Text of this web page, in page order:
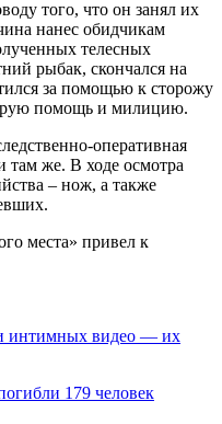
того, что он занял их
нанес обидчикам
телесных
рыбак, скончался на
за помощью к сторожу
помощь и милицию.
оперативная
там же. В ходе осмотра
– нож, а также
интимных видео — их
179 человек